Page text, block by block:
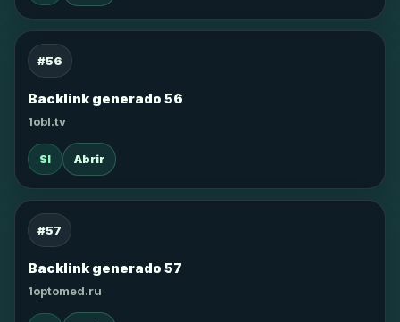
#56
Backlink generado 56
1obl.tv
SI Abrir
#57
Backlink generado 57
1optomed.ru